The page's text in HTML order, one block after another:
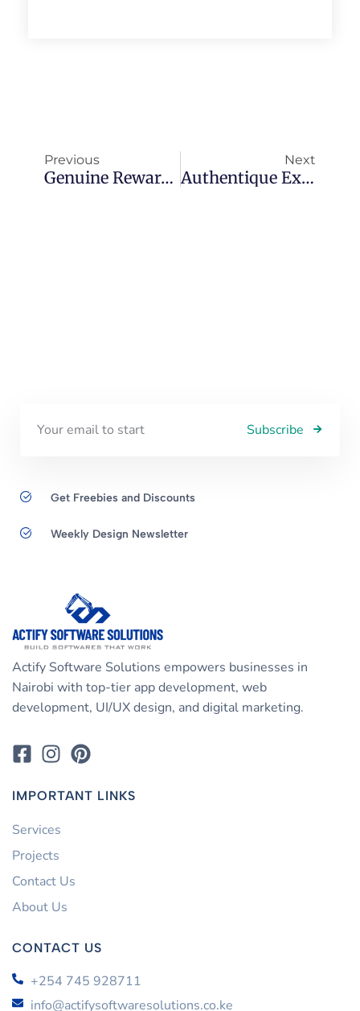
Previous
Genuine Rewards Await Players Navigating Games At Tucan Casino Effortlessly
Next
Authentique Expérience Greenluck Casino Online Pour Joueurs Exigeants Et Passionnés De Sensations Fortes
Subscribe
Get Freebies and Discounts
Weekly Design Newsletter
Actify Software Solutions empowers businesses in
Nairobi with top-tier app development, web
development, UI/UX design, and digital marketing.
IMPORTANT LINKS
Services
Projects
Contact Us
About Us
CONTACT US
+254 745 928711
info@actifysoftwaresolutions.co.ke